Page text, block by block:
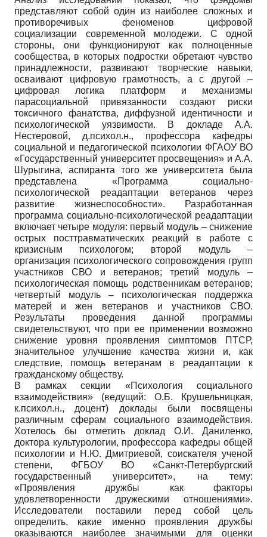
представляют собой один из наиболее сложных и
противоречивых феноменов цифровой
социализации современной молодежи. С одной
стороны, они функционируют как полноценные
сообщества, в которых подростки обретают чувство
принадлежности, развивают творческие навыки,
осваивают цифровую грамотность, а с другой –
цифровая логика платформ и механизмы
парасоциальной привязанности создают риски
токсичного фанатства, диффузной идентичности и
психологической уязвимости. В докладе А.А.
Нестеровой, д.психол.н., профессора кафедры
социальной и педагогической психологии ФГАОУ ВО
«Государственный университет просвещения» и А.А.
Шурыгина, аспиранта того же университета была
представлена «Программа социально-
психологической реадаптации ветеранов через
развитие жизнеспособности». Разработанная
программа социально-психологической реадаптации
включает четыре модуля: первый модуль – снижение
острых посттравматических реакций в работе с
кризисным психологом; второй модуль –
организация психологического сопровождения групп
участников СВО и ветеранов; третий модуль –
психологическая помощь родственникам ветеранов;
четвертый модуль – психологическая поддержка
матерей и жен ветеранов и участников СВО.
Результаты проведения данной программы
свидетельствуют, что при ее применении возможно
снижение уровня проявления симптомов ПТСР,
значительное улучшение качества жизни и, как
следствие, помощь ветеранам в реадаптации к
гражданскому обществу.
В рамках секции «Психология социального
взаимодействия» (ведущий: О.Б. Крушельницкая,
к.психол.н., доцент) доклады были посвящены
различным сферам социального взаимодействия.
Хотелось бы отметить доклад О.И. Даниленко,
доктора культурологии, профессора кафедры общей
психологии и Н.Ю. Дмитриевой, соискателя ученой
степени, ФГБОУ ВО «Санкт-Петербургский
государственный университет», на тему:
«Проявления дружбы как факторы
удовлетворенности дружескими отношениями».
Исследователи поставили перед собой цель
определить, какие именно проявления дружбы
оказываются наиболее значимыми для оценки